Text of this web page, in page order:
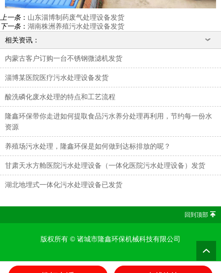
上一条： 山东淄博制药废气处理设备发货
下一条： 湖南株洲养殖污水处理设备发货
相关资讯：
内蒙古客户订购一台不锈钢微滤机发货
淄博某医院医疗污水处理设备发货
酸洗磷化废水处理的特点和工艺流程
隆鑫环保带你走进如何提取食品污水养分处理再利用，节约每一份水
资源
养殖场污水处理，隆鑫环保是如何做到达标排放的呢？
甘肃天水方舱医院污水处理设备（一体化医院污水处理设备）发货
湖北地埋式一体化污水处理设备已发货
回到顶部
版权所有 © 诸城市隆鑫环保机械科技有限公司